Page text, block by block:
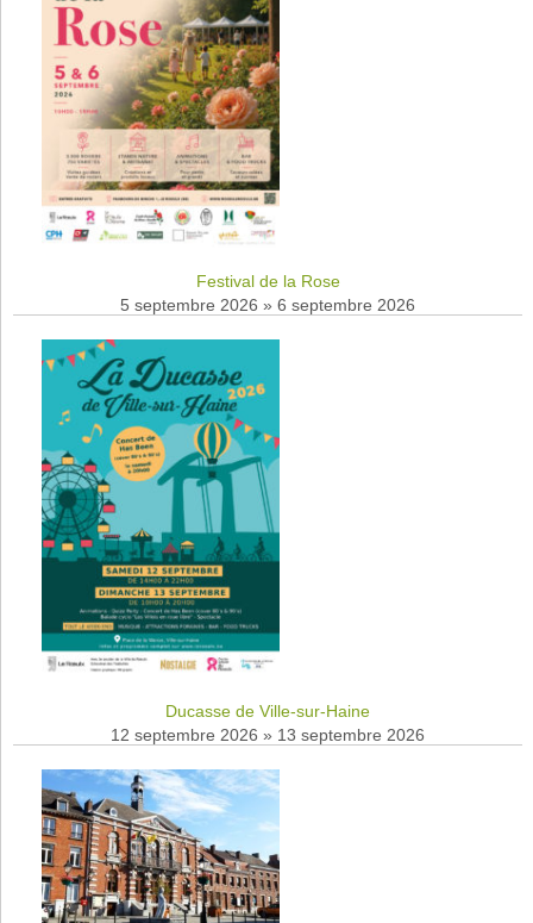
Festival de la Rose
5 septembre 2026 » 6 septembre 2026
Ducasse de Ville-sur-Haine
12 septembre 2026 » 13 septembre 2026